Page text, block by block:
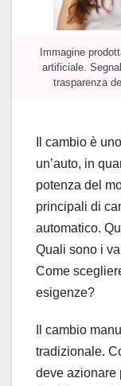
Immagine
artificiale.
trasparenza
Il cambio è
un’auto, in
potenza del
principali di
automatico.
Quali sono i
Come
esigenze?
Il cambio
tradizionale.
deve azionare